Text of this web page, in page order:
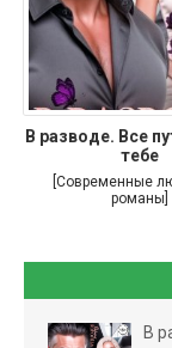
В разводе. Все
тебе
[Современные
романы]
В